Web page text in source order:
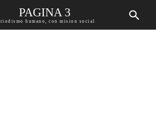
PAGINA 3
humano, con mision social